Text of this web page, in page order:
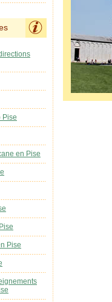
Pise
en Pise
Pise